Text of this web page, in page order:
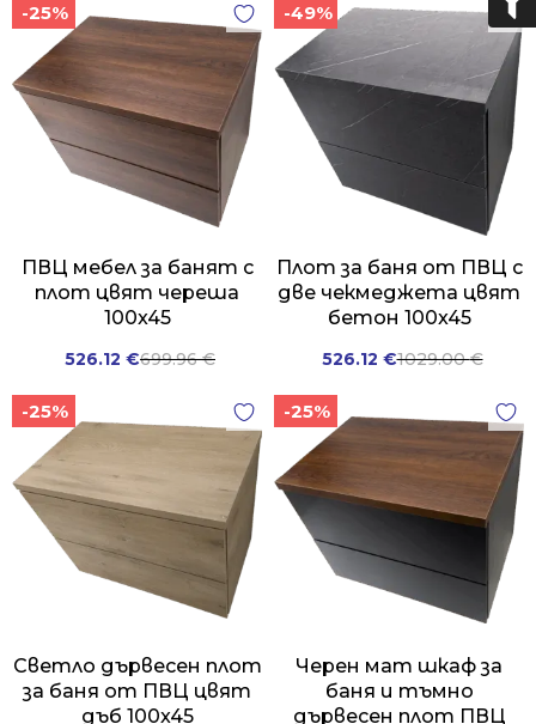
699.96 €.
526.12 €.
-25%
ПВЦ мебел за банят с
плот цвят череша
100x45
699.96€
Original
526.12 €Current
-49%
Плот за баня от ПВЦ с
две чекмеджета цвят
бетон 100x45
1029.00€
Original
was:
1029.00 €.
526.12 €Current
is:
526.12 €.
-25%
Светло дървесен плот
за баня от ПВЦ цвят
дъб 100x45
-25%
Черен мат шкаф за
баня и тъмно
дървесен плот ПВЦ